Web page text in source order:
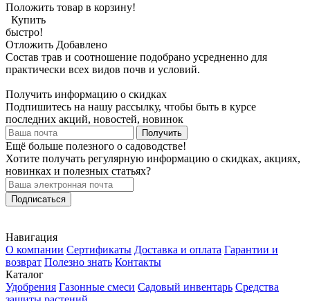
Положить товар в корзину!
Купить
быстро!
Отложить Добавлено
Состав трав и соотношение подобрано усредненно для
практически всех видов почв и условий.
Получить информацию о скидках
Подпишитесь на нашу рассылку, чтобы быть в курсе
последних акций, новостей, новинок
Получить
Ещё больше полезного о садоводстве!
Хотите получать регулярную информацию о скидках, акциях,
новинках и полезных статьях?
Подписаться
Навигация
О компании Сертификаты Доставка и оплата Гарантии и
возврат Полезно знать Контакты
Каталог
Удобрения Газонные смеси Садовый инвентарь Средства